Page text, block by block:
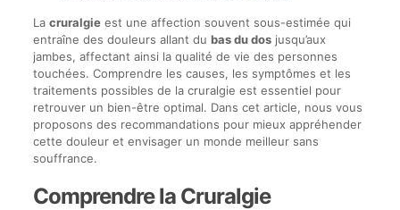
La cruralgieest une affection souvent sous-estimée qui
entraîne des douleurs allant du bas du dosjusqu’aux
jambes, affectant ainsi la qualité de vie des personnes
touchées. Comprendre les causes, les symptômes et les
traitements possibles de la cruralgie est essentiel pour
retrouver un bien-être optimal. Dans cet article, nous vous
proposons des recommandations pour mieux appréhender
cette douleur et envisager un monde meilleur sans
souffrance.
Comprendre la Cruralgie